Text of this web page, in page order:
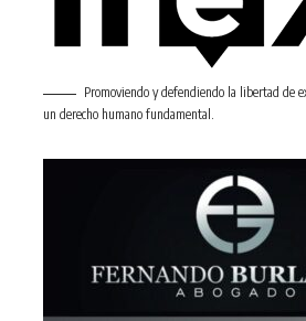
Promoviendo y defendiendo la libertad de
un derecho humano fundamental.